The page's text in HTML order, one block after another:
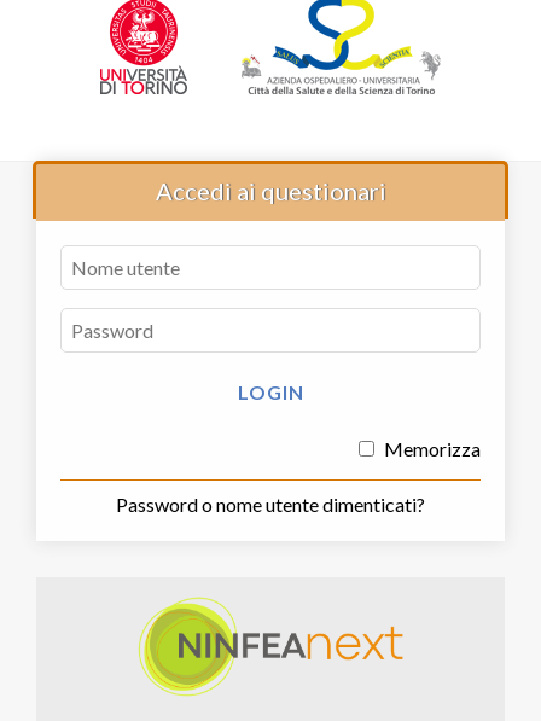
Accedi ai questionari
Memorizza
Password o nome utente dimenticati?